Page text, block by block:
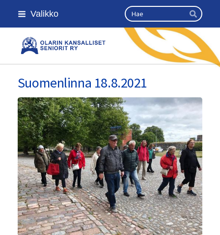
Siirry
sivun
Valikko Haku
Hae
Olarin kansalliset seniorit ry
Suomenlinna 18.8.2021